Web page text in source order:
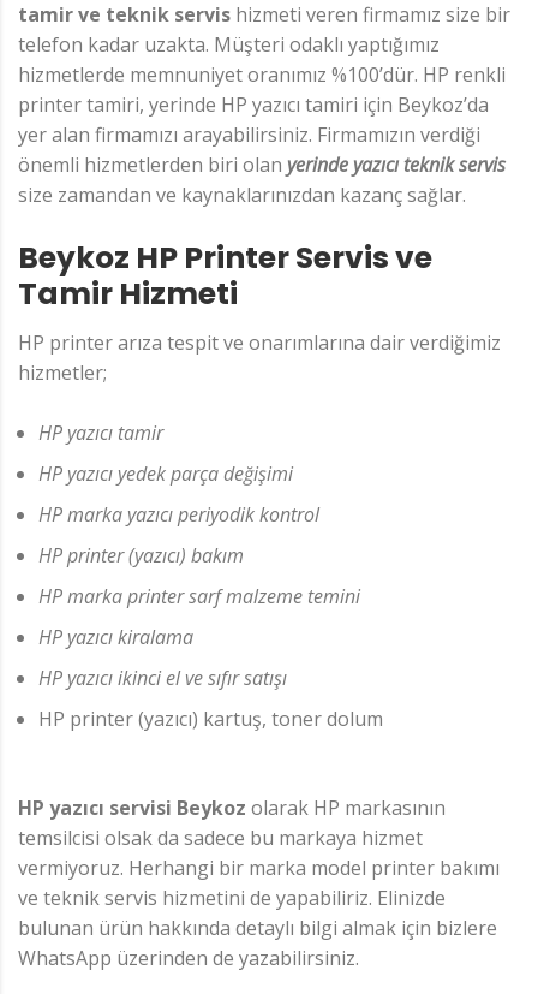
tamir ve teknik servis hizmeti veren firmamız size bir
telefon kadar uzakta. Müşteri odaklı yaptığımız
hizmetlerde memnuniyet oranımız %100’dür. HP renkli
printer tamiri, yerinde HP yazıcı tamiri için Beykoz’da
yer alan firmamızı arayabilirsiniz. Firmamızın verdiği
önemli hizmetlerden biri olan yerinde yazıcı teknik servis
size zamandan ve kaynaklarınızdan kazanç sağlar.
Beykoz HP Printer Servis ve
Tamir Hizmeti
HP printer arıza tespit ve onarımlarına dair verdiğimiz
hizmetler;
HP yazıcı tamir
HP yazıcı yedek parça değişimi
HP marka yazıcı periyodik kontrol
HP printer (yazıcı) bakım
HP marka printer sarf malzeme temini
HP yazıcı kiralama
HP yazıcı ikinci el ve sıfır satışı
HP printer (yazıcı) kartuş, toner dolum
HP yazıcı servisi Beykoz olarak HP markasının
temsilcisi olsak da sadece bu markaya hizmet
vermiyoruz. Herhangi bir marka model printer bakımı
ve teknik servis hizmetini de yapabiliriz. Elinizde
bulunan ürün hakkında detaylı bilgi almak için bizlere
WhatsApp üzerinden de yazabilirsiniz.